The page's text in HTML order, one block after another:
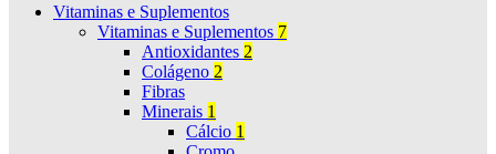
Vitaminas e Suplementos
Vitaminas e Suplementos 7
Antioxidantes 2
Colágeno 2
Fibras
Minerais 1
Cálcio 1